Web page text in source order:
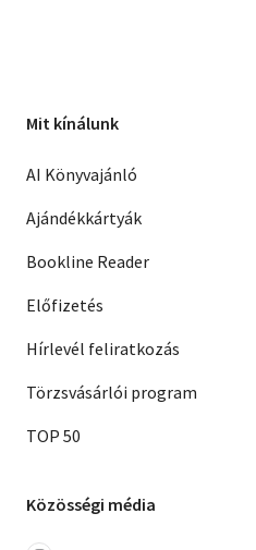
Mit kínálunk
AI Könyvajánló
Ajándékkártyák
Bookline Reader
Előfizetés
Hírlevél feliratkozás
Törzsvásárlói program
TOP 50
Közösségi média